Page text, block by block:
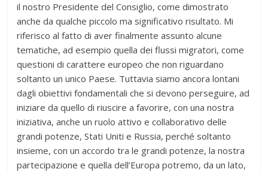
il nostro Presidente del Consiglio, come dimostrato
anche da qualche piccolo ma significativo risultato. Mi
riferisco al fatto di aver finalmente assunto alcune
tematiche, ad esempio quella dei flussi migratori, come
questioni di carattere europeo che non riguardano
soltanto un unico Paese. Tuttavia siamo ancora lontani
dagli obiettivi fondamentali che si devono perseguire, ad
iniziare da quello di riuscire a favorire, con una nostra
iniziativa, anche un ruolo attivo e collaborativo delle
grandi potenze, Stati Uniti e Russia, perché soltanto
insieme, con un accordo tra le grandi potenze, la nostra
partecipazione e quella dell’Europa potremo, da un lato,